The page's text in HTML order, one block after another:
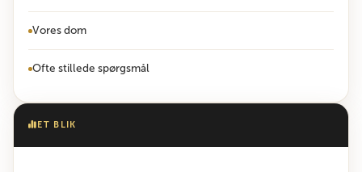
Vores dom
Ofte stillede spørgsmål
ET BLIK